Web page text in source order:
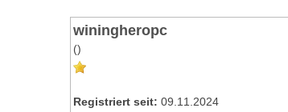
winingheropc
()
Registriert seit: 09.11.2024